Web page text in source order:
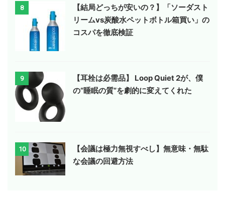
8
【結局どっちが安いの？】「ソーダスト
リームvs炭酸水ペットボトル箱買い」の
コスパを徹底検証
9
【耳栓は必需品】 Loop Quiet 2が、僕
の“睡眠の質”を劇的に変えてくれた
10
【会議は極力無視すべし】無意味・無駄
な会議の回避方法